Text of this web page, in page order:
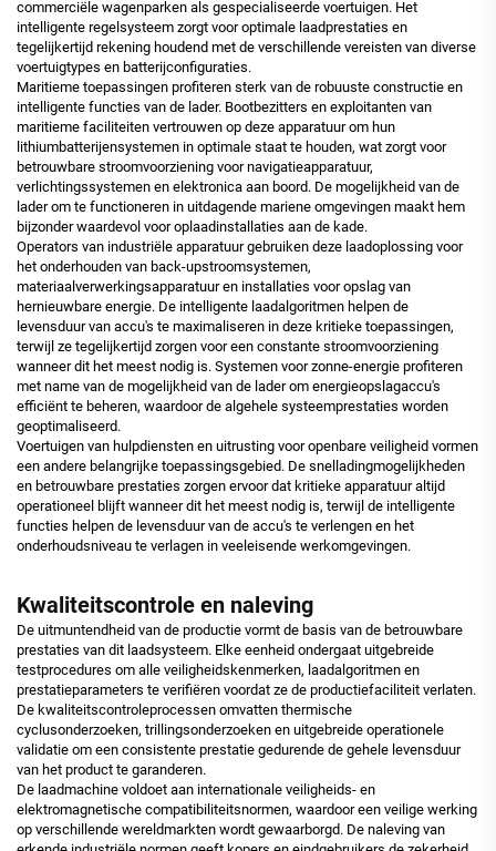
commerciële wagenparken als gespecialiseerde voertuigen. Het
intelligente regelsysteem zorgt voor optimale laadprestaties en
tegelijkertijd rekening houdend met de verschillende vereisten van diverse
voertuigtypes en batterijconfiguraties.
Maritieme toepassingen profiteren sterk van de robuuste constructie en
intelligente functies van de lader. Bootbezitters en exploitanten van
maritieme faciliteiten vertrouwen op deze apparatuur om hun
lithiumbatterijensystemen in optimale staat te houden, wat zorgt voor
betrouwbare stroomvoorziening voor navigatieapparatuur,
verlichtingssystemen en elektronica aan boord. De mogelijkheid van de
lader om te functioneren in uitdagende mariene omgevingen maakt hem
bijzonder waardevol voor oplaadinstallaties aan de kade.
Operators van industriële apparatuur gebruiken deze laadoplossing voor
het onderhouden van back-upstroomsystemen,
materiaalverwerkingsapparatuur en installaties voor opslag van
hernieuwbare energie. De intelligente laadalgoritmen helpen de
levensduur van accu's te maximaliseren in deze kritieke toepassingen,
terwijl ze tegelijkertijd zorgen voor een constante stroomvoorziening
wanneer dit het meest nodig is. Systemen voor zonne-energie profiteren
met name van de mogelijkheid van de lader om energieopslagaccu's
efficiënt te beheren, waardoor de algehele systeemprestaties worden
geoptimaliseerd.
Voertuigen van hulpdiensten en uitrusting voor openbare veiligheid vormen
een andere belangrijke toepassingsgebied. De snelladingmogelijkheden
en betrouwbare prestaties zorgen ervoor dat kritieke apparatuur altijd
operationeel blijft wanneer dit het meest nodig is, terwijl de intelligente
functies helpen de levensduur van de accu's te verlengen en het
onderhoudsniveau te verlagen in veeleisende werkomgevingen.
Kwaliteitscontrole en naleving
De uitmuntendheid van de productie vormt de basis van de betrouwbare
prestaties van dit laadsysteem. Elke eenheid ondergaat uitgebreide
testprocedures om alle veiligheidskenmerken, laadalgoritmen en
prestatieparameters te verifiëren voordat ze de productiefaciliteit verlaten.
De kwaliteitscontroleprocessen omvatten thermische
cyclusonderzoeken, trillingsonderzoeken en uitgebreide operationele
validatie om een consistente prestatie gedurende de gehele levensduur
van het product te garanderen.
De laadmachine voldoet aan internationale veiligheids- en
elektromagnetische compatibiliteitsnormen, waardoor een veilige werking
op verschillende wereldmarkten wordt gewaarborgd. De naleving van